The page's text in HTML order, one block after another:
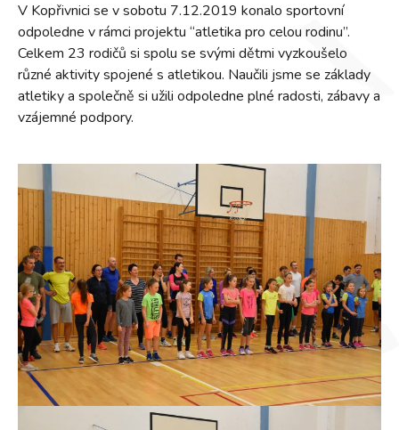
V Kopřivnici se v sobotu 7.12.2019 konalo sportovní
odpoledne v rámci projektu “atletika pro celou rodinu”.
Celkem 23 rodičů si spolu se svými dětmi vyzkoušelo
různé aktivity spojené s atletikou. Naučili jsme se základy
atletiky a společně si užili odpoledne plné radosti, zábavy a
vzájemné podpory.